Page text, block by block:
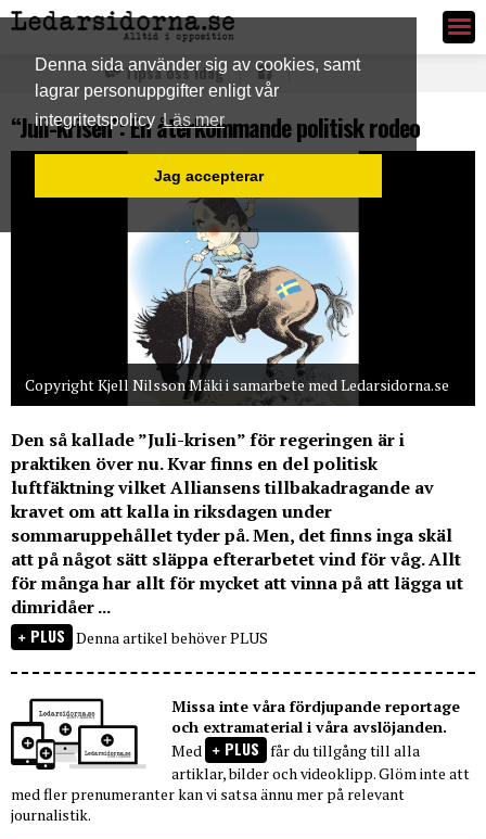
Denna sida använder sig av cookies, samt
lagrar personuppgifter enligt vår
integritetspolicy Läs mer
Jag accepterar
Ledarsidorna.se
Tipsa oss idag
“Juli-krisen”: En återkommande politisk rodeo
Copyright Kjell Nilsson Mäki i samarbete med Ledarsidorna.se
Den så kallade ”Juli-krisen” för regeringen är i
praktiken över nu. Kvar finns en del politisk
luftfäktning vilket Alliansens tillbakadragande av
kravet om att kalla in riksdagen under
sommaruppehållet tyder på. Men, det finns inga skäl
att på något sätt släppa efterarbetet vind för våg. Allt
för många har allt för mycket att vinna på att lägga ut
dimridåer ...
PLUS Denna artikel behöver PLUS
Missa inte våra fördjupande reportage
och extramaterial i våra avslöjanden.
Med
PLUS får du tillgång till alla
artiklar, bilder och videoklipp. Glöm inte att
med fler prenumeranter kan vi satsa ännu mer på relevant
journalistik.